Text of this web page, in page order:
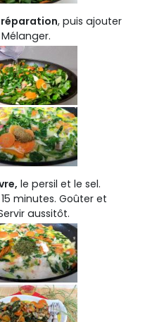
, puis ajouter
le persil et le sel.
minutes. Goûter et
aussitôt.